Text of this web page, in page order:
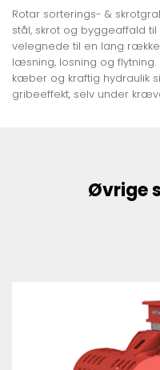
Rotar sorterings- &
stål, skrot og byggeaffald
velegnede til en lang
læsning, losning og
kæber og kraftig hydraulik
gribeeffekt, selv under
Øvrige